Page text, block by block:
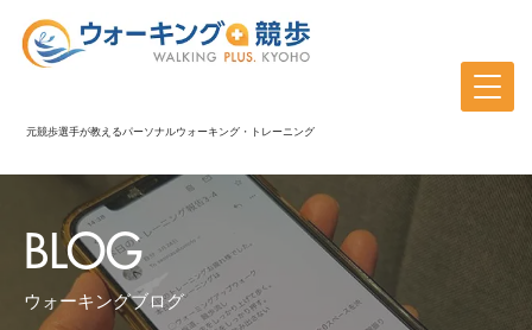
元競歩選手が教えるパーソナルウォーキング・トレーニング
BLOG
ウォーキングブログ